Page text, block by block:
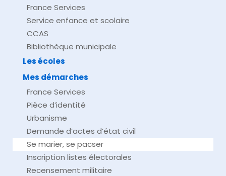
France Services
Service enfance et scolaire
CCAS
Bibliothèque municipale
Les écoles
Mes démarches
France Services
Pièce d’identité
Urbanisme
Demande d’actes d’état civil
Se marier, se pacser
Inscription listes électorales
Recensement militaire